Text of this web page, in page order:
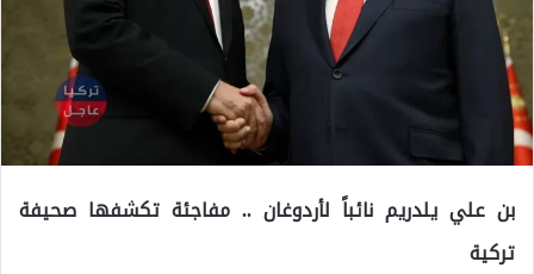
بن علي يلدريم نائباً لأردوغان .. مفاجئة تكشفها صحيفة
تركية